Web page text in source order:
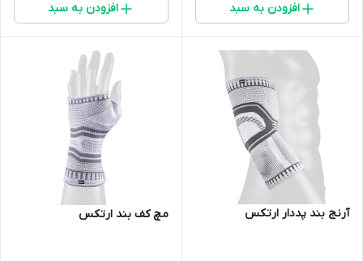
افزودن به سبد افزودن به سبد
آرنج بند پددار ارتکس مچ کف بند ارتکس